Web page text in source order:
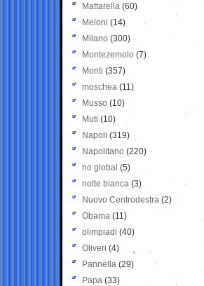
Mattarella (60)
Meloni (14)
Milano (300)
Montezemolo (7)
Monti (357)
moschea (11)
Musso (10)
Muti (10)
Napoli (319)
Napolitano (220)
no global (5)
notte bianca (3)
Nuovo Centrodestra (2)
Obama (11)
olimpiadi (40)
Oliveri (4)
Pannella (29)
Papa (33)